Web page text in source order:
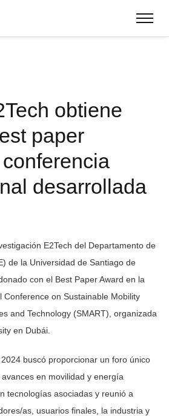
obtiene
paper
desarrollada
E2Tech del Departamento de
de la Universidad de Santiago de
con el Best Paper Award en la
Conference on Sustainable Mobility
and Technology (SMART), organizada
en Dubái.
buscó proporcionar un foro único
en movilidad y energía
tecnologías asociadas y reunió a
as, usuarios finales, la industria y